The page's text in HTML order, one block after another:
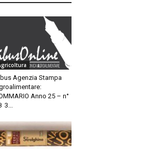
Agenzia Stampa
Anno 25 – n°
3...